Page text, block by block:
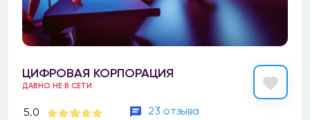
ЦИФРОВАЯ КОРПОРАЦИЯ
ДАВНО НЕ В СЕТИ
5.0 23 отзыва